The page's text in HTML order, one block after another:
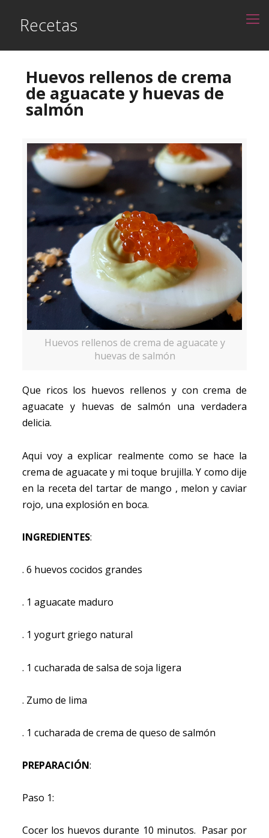
Recetas
Huevos rellenos de crema
de aguacate y huevas de
salmón
Huevos rellenos de crema de aguacate y
huevas de salmón
Que ricos los huevos rellenos y con crema de
aguacate y huevas de salmón una verdadera
delicia.
Aqui voy a explicar realmente como se hace la
crema de aguacate y mi toque brujilla. Y como dije
en la receta del tartar de mango , melon y caviar
rojo, una explosión en boca.
INGREDIENTES:
. 6 huevos cocidos grandes
. 1 aguacate maduro
. 1 yogurt griego natural
. 1 cucharada de salsa de soja ligera
. Zumo de lima
. 1 cucharada de crema de queso de salmón
PREPARACIÓN:
Paso 1:
Cocer los huevos durante 10 minutos. Pasar por